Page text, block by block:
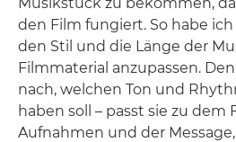
den Film fungiert. So habe
den Stil und die Länge der
Filmmaterial anzupassen.
nach, welchen Ton und
haben soll – passt sie zu dem
Aufnahmen und der